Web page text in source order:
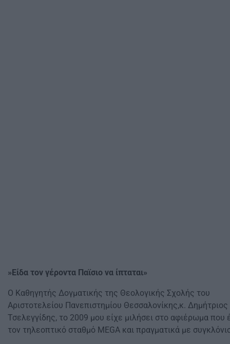
»Είδα τον γέροντα Παϊσιο να ίπταται»
Ο Καθηγητής Δογματικής της Θεολογικής Σχολής του
Αριστοτελείου Πανεπιστημίου Θεσσαλονίκης,κ. Δημήτριος
Τσελεγγίδης, το 2009 μου είχε μιλήσει στο αφιέρωμα που
τον τηλεοπτικό σταθμό MEGA και πραγματικά με